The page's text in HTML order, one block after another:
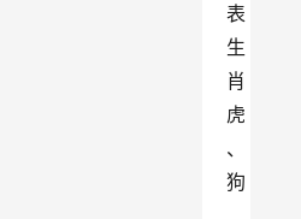
表
生
肖
虎
、
狗